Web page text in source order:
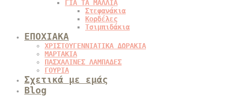
ΓΙΑ ΤΑ ΜΑΛΛΙΑ
Στεφανάκια
Κορδέλες
Τσιμπιδάκια
ΕΠΟΧΙΑΚΑ
ΧΡΙΣΤΟΥΓΕΝΝΙΑΤΙΚΑ ΔΩΡΑΚΙΑ
ΜΑΡΤΑΚΙΑ
ΠΑΣΧΑΛΙΝΕΣ ΛΑΜΠΑΔΕΣ
ΓΟΥΡΙΑ
Σχετικά με εμάς
Blog